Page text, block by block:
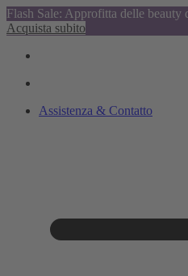
Flash Sale: Approfitta delle beauty
Acquista subito
Assistenza & Contatto